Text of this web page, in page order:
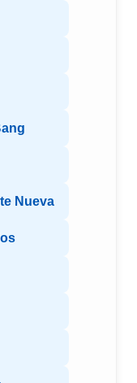
Nueva